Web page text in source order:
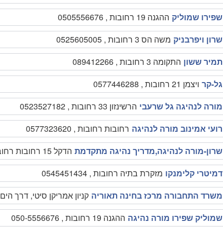
שפירו שמוליק ההגנה 19 רחובות , 0505556676
שרון ויפרבניק משה הס 3 רחובות , 0525605005
תמיר ששון התקומה 3 רחובות , 089412266
גל-קר ויצמן 21 רחובות , 0577446288
מורה לנהיגה גל שרעבי הרשינזון 33 רחובות , 0523527182
רועי אמינוב מורה לנהיגה רחובות רחובות , 0577323620
שרון-מורה לנהיגה,מדריך נהיגה מתקדמת הדקל 15 רחובות רחובות , 0525605005
דמיטרי קלימנקו מזקרת בתיה רחובות , 0545451434
משרד התחבורה מרכז בחינה תאוריה קניון אמריקן סיטי, דרך הים 1 רחובות , 1800-800-402
שמוליק שפירו מורה נהיגה ההגנה 19 רחובות , 050-5556676